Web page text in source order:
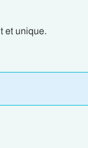
et unique.